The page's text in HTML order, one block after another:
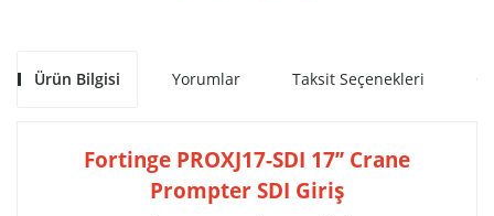
Ürün Bilgisi Yorumlar Taksit Seçenekleri
Fortinge PROXJ17-SDI 17’’ Crane
Prompter SDI Giriş